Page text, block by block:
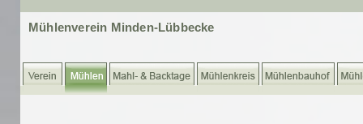
Mühlenverein Minden-Lübbecke